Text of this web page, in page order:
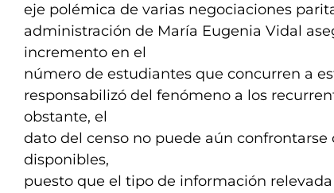
eje polémica de varias negociaciones
administración de María Eugenia Vidal
incremento en el
número de estudiantes que concurren a
responsabilizó del fenómeno a los
obstante, el
dato del censo no puede aún confrontarse
disponibles,
puesto que el tipo de información